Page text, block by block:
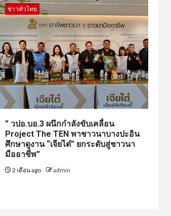
ข่าวทั่วไทย
” วปอ.บอ.3 ผนึกกำลังขับเคลื่อน
Project The TEN พาชาวนาบางปะอิน
ศึกษาดูงาน “เจียไต๋” ยกระดับสู่ชาวนา
มืออาชีพ”
2 เดือน ago admin